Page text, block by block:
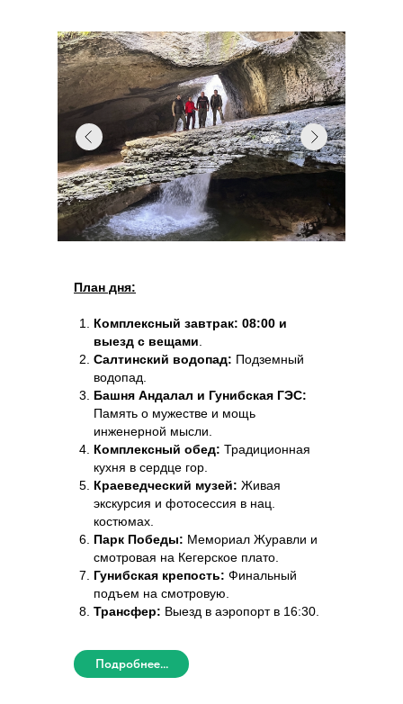
План дня:
Комплексный завтрак: 08:00 и
выезд с вещами
Салтинский водопад: Подземный
водопад.
Башня Андалал и Гунибская ГЭС:
Память о мужестве и мощь
инженерной мысли.
Комплексный обед: Традиционная
кухня в сердце гор.
Краеведческий музей: Живая
экскурсия и фотосессия в нац.
костюмах.
Парк Победы: Мемориал Журавли и
смотровая на Кегерское плато.
Гунибская крепость: Финальный
подъем на смотровую.
Трансфер: Выезд в аэропорт в 16:30.
Подробнее...